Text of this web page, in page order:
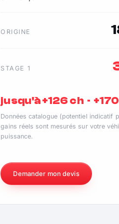
ORIGINE
STAGE 1
jusqu'à +126 ch ·
Données catalogue (potentiel indicatif
gains réels sont mesurés sur votre
puissance.
Demander mon devis